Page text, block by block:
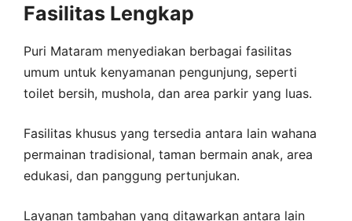
Fasilitas Lengkap
Puri Mataram menyediakan berbagai fasilitas
umum untuk kenyamanan pengunjung, seperti
toilet bersih, mushola, dan area parkir yang luas.
Fasilitas khusus yang tersedia antara lain wahana
permainan tradisional, taman bermain anak, area
edukasi, dan panggung pertunjukan.
Layanan tambahan yang ditawarkan antara lain